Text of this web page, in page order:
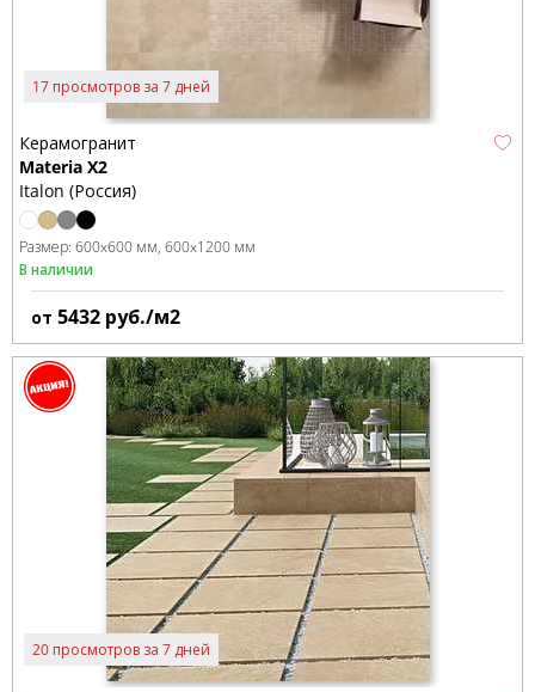
17 просмотров за 7 дней
Керамогранит
Materia X2
Italon (Россия)
Размер: 600x600 мм 600x1200 мм
В наличии
от 5432 руб./м2
20 просмотров за 7 дней